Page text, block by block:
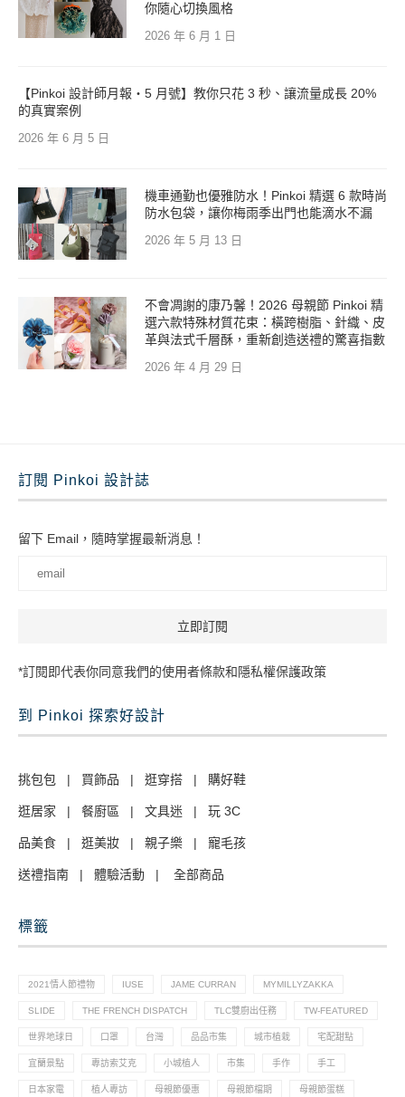
你隨心切換風格
2026 年 6 月 1 日
【Pinkoi 設計師月報・5 月號】教你只花 3 秒、讓流量成長 20%
的真實案例
2026 年 6 月 5 日
機車通勤也優雅防水！Pinkoi 精選 6 款時尚
防水包袋，讓你梅雨季出門也能滴水不漏
2026 年 5 月 13 日
不會凋謝的康乃馨！2026 母親節 Pinkoi 精
選六款特殊材質花束：橫跨樹脂、針織、皮
革與法式千層酥，重新創造送禮的驚喜指數
2026 年 4 月 29 日
訂閱 Pinkoi 設計誌
留下 Email，隨時掌握最新消息！
*訂閱即代表你同意我們的使用者條款和隱私權保護政策
到 Pinkoi 探索好設計
挑包包 | 買飾品 | 逛穿搭 | 購好鞋
逛居家 | 餐廚區 | 文具迷 | 玩 3C
品美食 | 逛美妝 | 親子樂 | 寵毛孩
送禮指南 | 體驗活動 | 全部商品
標籤
2021情人節禮物 IUSE JAME CURRAN MYMILLYZAKKA
SLIDE THE FRENCH DISPATCH TLC雙廚出任務 TW-FEATURED
世界地球日 口罩 台灣 品品市集 城市植栽 宅配甜點
宜蘭景點 專訪索艾克 小城植人 市集 手作 手工
日本家電 植人專訪 母親節優惠 母親節檔期 母親節蛋糕